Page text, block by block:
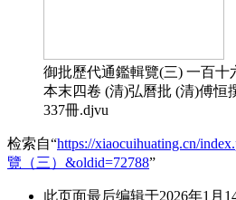
御批歷代通鑑輯覽(三) 一百十
本末四卷 (清)弘曆批 (清)傅恒
337冊.djvu
检索自“https://xiaocuihuating.cn/
覽（三）&oldid=72788”
此页面最后编辑于2026年1月